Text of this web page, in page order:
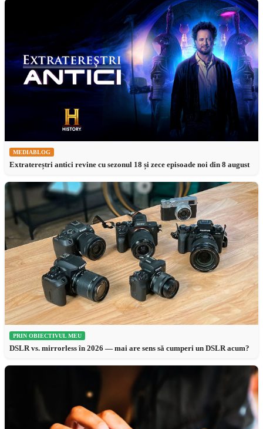
MEDIABLOG
Extratereștri antici revine cu sezonul 18 și zece episoade noi din 8 august
PRIN OBIECTIVUL MEU
DSLR vs. mirrorless în 2026 — mai are sens să cumperi un DSLR acum?